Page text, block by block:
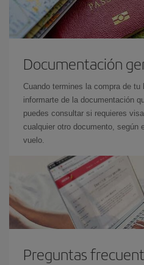
Documentación
Cuando termines la compra de tu
informarte de la documentación
puedes consultar si requieres
cualquier otro documento, según
vuelo.
Preguntas